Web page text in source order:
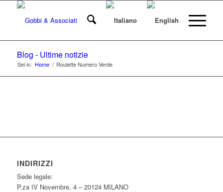
Blog - Ultime notizie
Sei in: Home / Roulette Numero Verde
INDIRIZZI
Sede legale:
P.za IV Novembre, 4 – 20124 MILANO